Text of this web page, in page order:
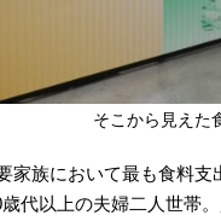
そこから見えた
家族において最も食料
代以上の夫婦二人世帯